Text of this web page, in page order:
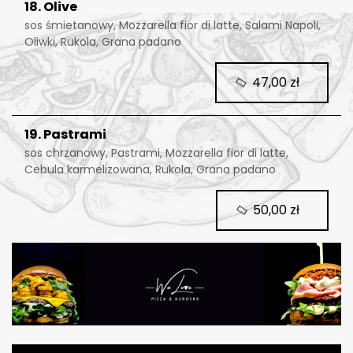
18. Olive
sos śmietanowy, Mozzarella fior di latte, Salami Napoli,
Oliwki, Rukola, Grana padano
47,00 zł
19. Pastrami
sos chrzanowy, Pastrami, Mozzarella fior di latte,
Cebula karmelizowana, Rukola, Grana padano